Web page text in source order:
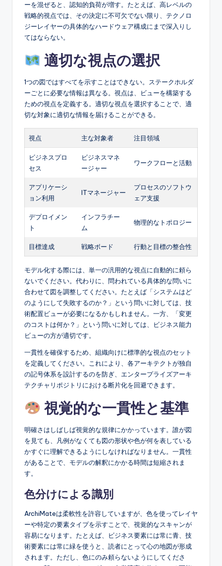
ーを混ぜると、認知的負荷が増す。たとえば、高レベルの
戦略的視点では、その決定に不可欠でない限り、テクノロ
ジーレイヤーの具体的なハードウェア構成にまで深入りし
てはならない。
適切な視点の選択
1つの図ではすべてを示すことはできない。ステークホルダ
ーごとに必要な情報は異なる。視点は、ビューを構築する
ための視点を定義する。適切な視点を選択することで、適
切な対象に適切な情報を届けることができる。
視点 主な対象者 注目領域
ビジネスプロ
セス
ビジネスマネ
ージャー
ワークフローと活動
アプリケーシ
ョン利用
ITマネージャー
プロセスのソフトウ
ェア支援
デプロイメン
ト
インフラチー
ム
物理的なトポロジー
目標達成 戦略ボード 行動と目標の整合性
モデル化する際には、単一の汎用的な視点に自動的に頼ら
ないでください。代わりに、問われている具体的な問いに
合わせて図を調整してください。たとえば「システムはど
のようにして失敗するのか？」という問いに対しては、技
術配置ビューが必要になるかもしれません。一方、「変更
のコストは何か？」という問いに対しては、ビジネス能力
ビューの方が適切です。
一貫性を確保するため、組織向けに標準的な視点のセット
を定義してください。これにより、各アーキテクトが独自
の記号体系を設計するのを防ぎ、エンタープライズアーキ
テクチャリポジトリにおける断片化を回避できます。
視覚的な一貫性と基準
明確さはしばしば視覚的な規律にかかっています。誰が図
を見ても、凡例がなくても図の形状や色が何を表している
かすぐに理解できるようにしなければなりません。一貫性
があることで、モデルの解釈にかかる時間は短縮されま
す。
色分けによる識別
ArchiMateは柔軟性を許容していますが、色を使ってレイヤ
ーや特定の要素タイプを示すことで、視覚的なスキャンが
容易になります。たとえば、ビジネス要素には常に青、技
術要素には常に緑を使うと、読者にとって心の地図が形成
されます。ただし、色にのみ頼らないようにしてくださ